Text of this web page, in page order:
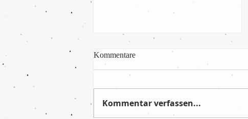
Kommentare
Kommentar verfassen...